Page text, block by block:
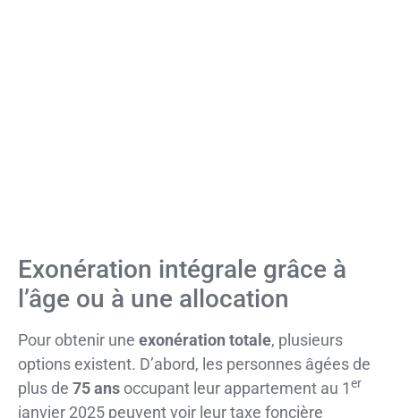
Exonération intégrale grâce à
l’âge ou à une allocation
Pour obtenir une exonération totale, plusieurs
options existent. D’abord, les personnes âgées de
plus de 75 ans occupant leur appartement au 1er
janvier 2025 peuvent voir leur taxe foncière